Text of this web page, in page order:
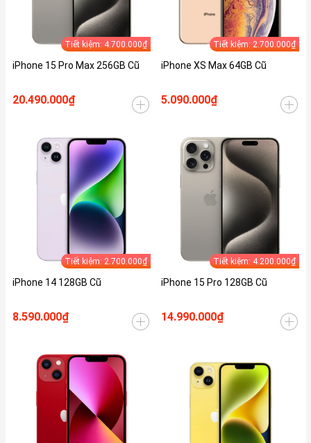
Tiết kiệm: 4.700.000₫
iPhone 15 Pro Max 256GB Cũ
20.490.000₫
Tiết kiệm: 2.700.000₫
iPhone XS Max 64GB Cũ
5.090.000₫
Tiết kiệm: 2.700.000₫
iPhone 14 128GB Cũ
8.590.000₫
Tiết kiệm: 4.200.000₫
iPhone 15 Pro 128GB Cũ
14.990.000₫